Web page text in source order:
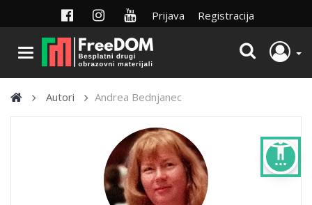
settings_accessibility
Prijava Registracija
Autori Andrea Bednjanec